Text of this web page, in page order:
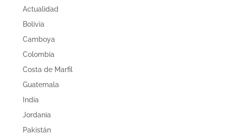
Actualidad
Bolivia
Camboya
Colombia
Costa de Marfil
Guatemala
India
Jordania
Pakistán